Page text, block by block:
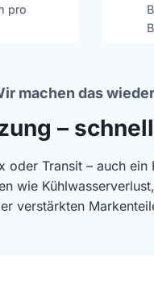
pro
machen das
–
oder Transit – auch
wie
verstärkten